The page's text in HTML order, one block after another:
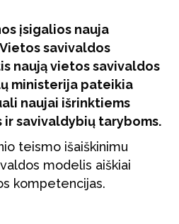
įsigalios nauja
savivaldos
naują vietos savivaldos
ministerija pateikia
naujai išrinktiems
ir savivaldybių taryboms.
teismo išaiškinimu
modelis aiškiai
kompetencijas.